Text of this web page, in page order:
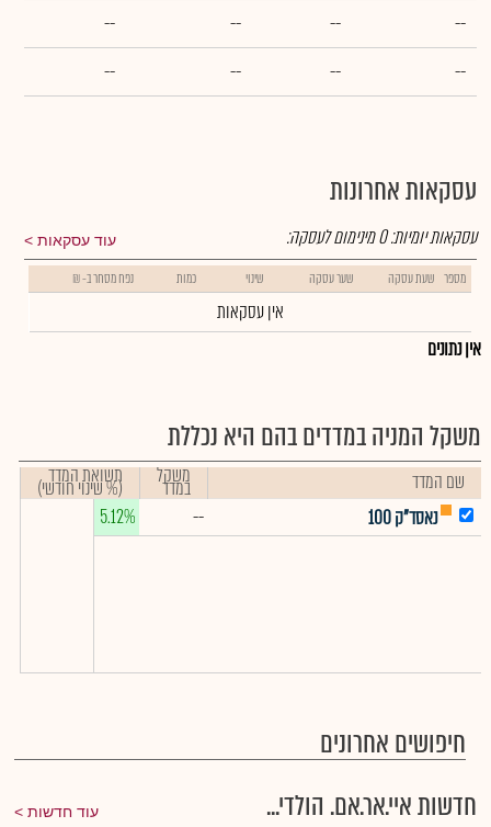
--
--
--
--
--
--
--
--
עסקאות אחרונות
עוד עסקאות עסקאות יומיות:0מינימום לעסקה:
מספר שעת עסקה שער עסקה שינוי כמות נפח מסחר ב- ₪
אין עסקאות
אין נתונים
משקל המניה במדדים בהם היא נכללת
שם המדד משקל
במדד תשואת המדד
(% שינוי חודשי)
נאסד"ק 100
--
5.12%
חיפושים אחרונים
חדשות איי.אר.אם. הולדי...
עוד חדשות